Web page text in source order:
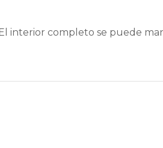
interior completo se puede